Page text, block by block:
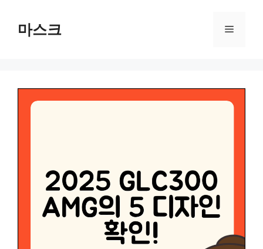
마스크 메